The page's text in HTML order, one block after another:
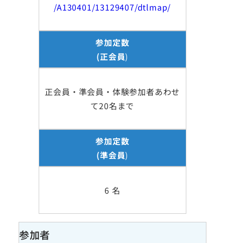
/A130401/13129407/dtlmap/
参加定数
(正会員)
正会員・準会員・体験参加者あわせ
て20名まで
参加定数
(準会員)
6 名
参加者